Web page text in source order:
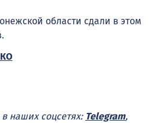
области сдали в этом
наших соцсетях: Telegram,